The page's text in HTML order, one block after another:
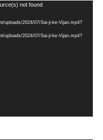
not found
uploads/2024/07/Sai-ji-ke-Vijan.mp4?
uploads/2024/07/Sai-ji-ke-Vijan.mp4?